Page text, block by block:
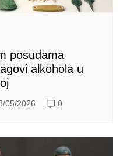
posudama
alkohola u
05/2026 0